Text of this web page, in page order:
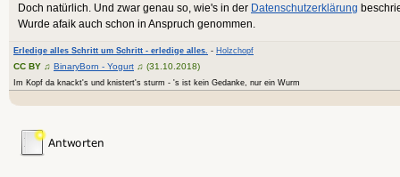
Doch natürlich. Und zwar genau so, wie's in der Datenschutzerklärung
Wurde afaik auch schon in Anspruch genommen.
Erledige alles Schritt um Schritt - erledige alles. - Holzchopf
CC BY ♫ BinaryBorn - Yogurt ♫ (31.10.2018)
Im Kopf da knackt's und knistert's sturm - 's ist kein Gedanke, nur ein Wurm